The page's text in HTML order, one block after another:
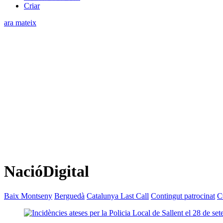
Criar
ara mateix
NacióDigital
Baix Montseny Berguedà Catalunya Last Call Contingut patrocinat